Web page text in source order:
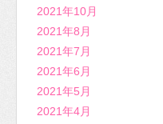
2021年10月
2021年8月
2021年7月
2021年6月
2021年5月
2021年4月